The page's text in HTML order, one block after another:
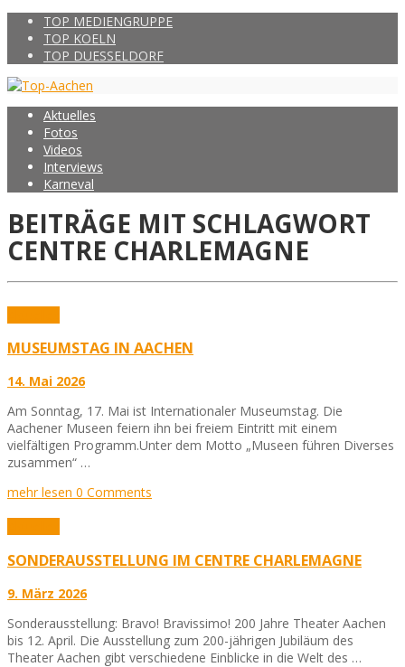
TOP MEDIENGRUPPE
TOP KOELN
TOP DUESSELDORF
Aktuelles
Fotos
Videos
Interviews
Karneval
BEITRÄGE MIT SCHLAGWORT
CENTRE CHARLEMAGNE
MUSEUMSTAG IN AACHEN
14. Mai 2026
Am Sonntag, 17. Mai ist Internationaler Museumstag. Die
Aachener Museen feiern ihn bei freiem Eintritt mit einem
vielfältigen Programm.Unter dem Motto „Museen führen Diverses
zusammen“ …
mehr lesen 0 Comments
SONDERAUSSTELLUNG IM CENTRE CHARLEMAGNE
9. März 2026
Sonderausstellung: Bravo! Bravissimo! 200 Jahre Theater Aachen
bis 12. April. Die Ausstellung zum 200-jährigen Jubiläum des
Theater Aachen gibt verschiedene Einblicke in die Welt des …